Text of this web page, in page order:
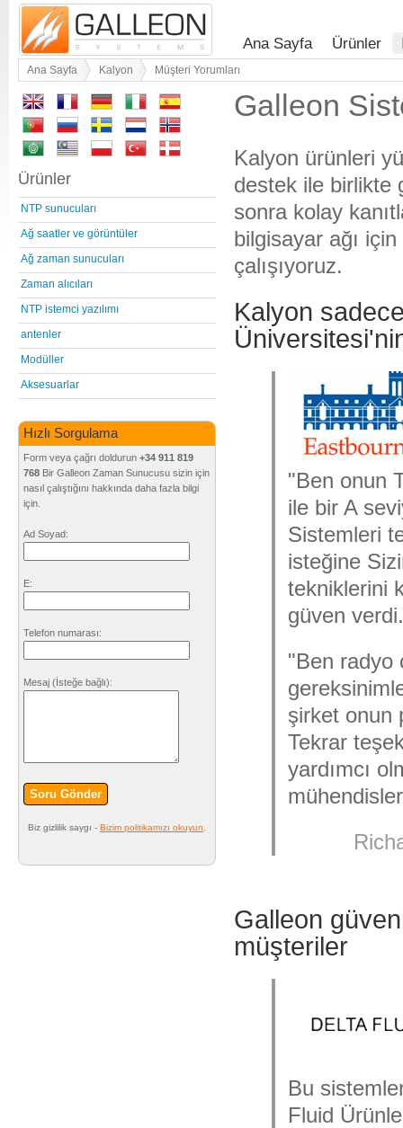
Ana Sayfa Ürünler
Ana Sayfa Kalyon Müşteri Yorumları
Galleon
Kalyon ürünleri
destek ile birlikte
sonra kolay
bilgisayar ağı
çalışıyoruz.
Kalyon
"Ben onun
ile bir A
Sistemleri
isteğine
tekniklerini
güven verdi.
"Ben radyo
şirket onun
Tekrar
yardımcı
Galleon
müşteriler
Bu
Fluid
Ürünler
NTP sunucuları
Ağ saatler ve görüntüler
Ağ zaman sunucuları
Zaman alıcıları
NTP istemci yazılımı
antenler
Modüller
Aksesuarlar
Hızlı Sorgulama
Form veya çağrı doldurun +34 911 819
768 Bir Galleon Zaman Sunucusu sizin için
nasıl çalıştığını hakkında daha fazla bilgi
için.
Ad Soyad:
E:
Telefon numarası:
Mesaj (İsteğe bağlı):
Soru Gönder
Biz gizlilik saygı - Bizim politikamızı okuyun.